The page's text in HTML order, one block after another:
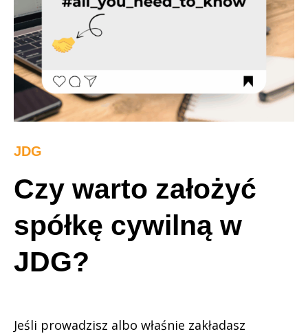
JDG
Czy warto założyć
spółkę cywilną w
JDG?
Jeśli prowadzisz albo właśnie zakładasz